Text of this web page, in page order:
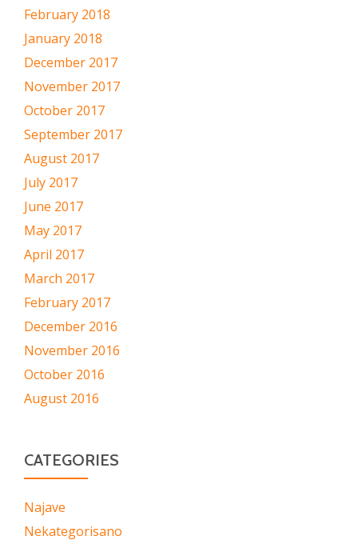
February 2018
January 2018
December 2017
November 2017
October 2017
September 2017
August 2017
July 2017
June 2017
May 2017
April 2017
March 2017
February 2017
December 2016
November 2016
October 2016
August 2016
CATEGORIES
Najave
Nekategorisano